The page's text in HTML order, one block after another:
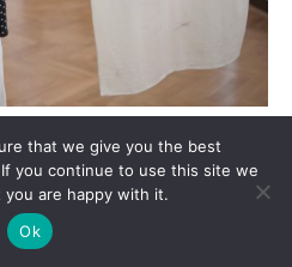
din el, am avut parte de
despre raporturile
la Noica acum, zicea
raporturilor, dar mi-e
that we give you the best
you continue to use this site we
you are happy with it.
Ok